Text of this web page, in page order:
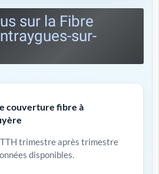
sur la Fibre
sur-
couverture fibre à
trimestre après trimestre
disponibles.